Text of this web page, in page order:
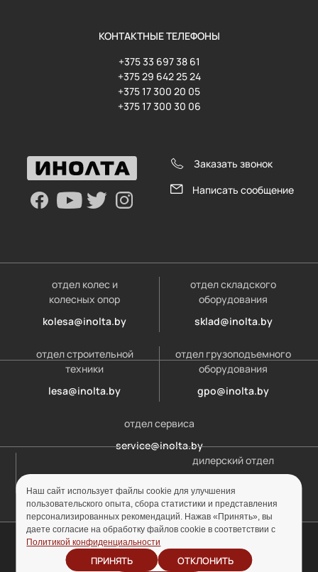
КОНТАКТНЫЕ ТЕЛЕФОНЫ
+375 33 697 38 61
+375 29 642 25 24
+375 17 300 20 05
+375 17 300 30 06
Заказать звонок
Написать сообщение
отдел колес и
колесных опор
kolesa@inolta.by
отдел складского
оборудования
sklad@inolta.by
отдел строительной
техники
lesa@inolta.by
отдел грузоподъемного
оборудования
gpo@inolta.by
отдел сервиса
service@inolta.by
дилерский отдел
© ООО «Инолта» 2010-2026 г. УНП 691302759
Отзыв согласия на
Наш сайт использует файлы cookie для улучшения
пользовательского опыта, сбора статистики и представления
персонализированных рекомендаций. Нажав «Принять», вы
даете согласие на обработку файлов cookie в соответствии с
Политикой конфиденциальности
ПРИНЯТЬ ОТКЛОНИТЬ